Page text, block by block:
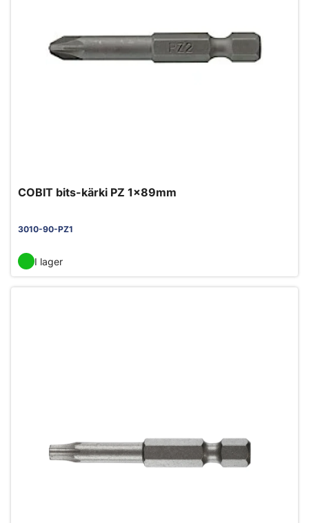
COBIT bits-kärki PZ 1x89mm
3010-90-PZ1
I lager